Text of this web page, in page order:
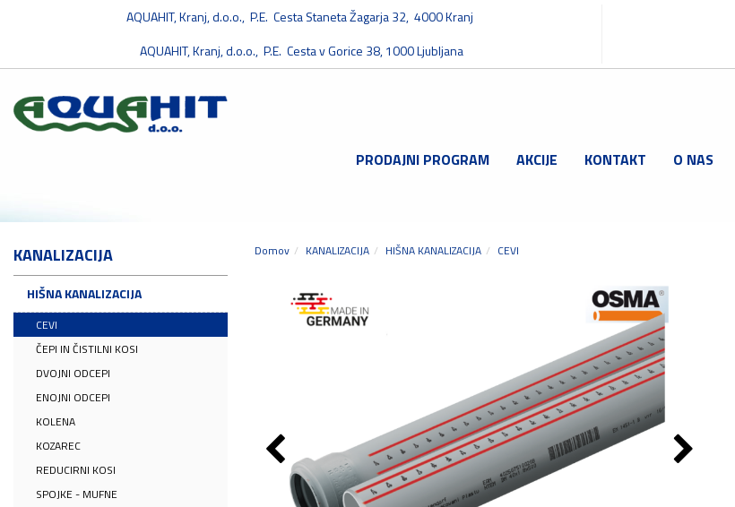
AQUAHIT, Kranj, d.o.o., P.E. Cesta Staneta Žagarja 32, 4000 Kranj
AQUAHIT, Kranj, d.o.o., P.E. Cesta v Gorice 38, 1000 Ljubljana
PRODAJNI PROGRAM AKCIJE KONTAKT O NAS
KANALIZACIJA
HIŠNA KANALIZACIJA
CEVI
ČEPI IN ČISTILNI KOSI
DVOJNI ODCEPI
ENOJNI ODCEPI
KOLENA
KOZAREC
REDUCIRNI KOSI
SPOJKE - MUFNE
Domov KANALIZACIJA HIŠNA KANALIZACIJA CEVI